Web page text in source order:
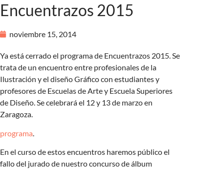
Encuentrazos 2015
noviembre 15, 2014
Ya está cerrado el programa de Encuentrazos 2015. Se
trata de un encuentro entre profesionales de la
Ilustración y el diseño Gráfico con estudiantes y
profesores de Escuelas de Arte y Escuela Superiores
de Diseño. Se celebrará el 12 y 13 de marzo en
Zaragoza.
programa
En el curso de estos encuentros haremos público el
fallo del jurado de nuestro concurso de álbum